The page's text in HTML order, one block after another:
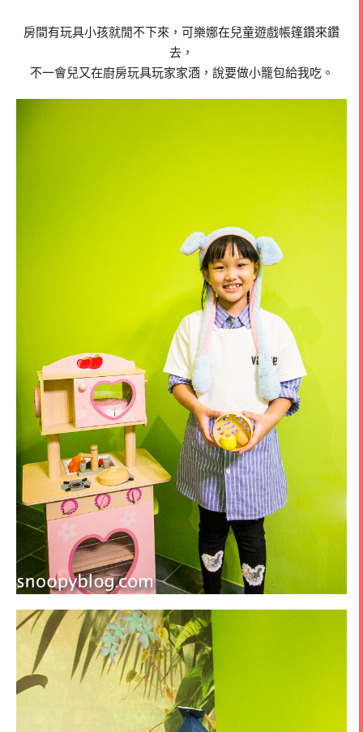
房間有玩具小孩就閒不下來，可樂娜在兒童遊戲帳篷鑽來鑽
去，
不一會兒又在廚房玩具玩家家酒，說要做小籠包給我吃。